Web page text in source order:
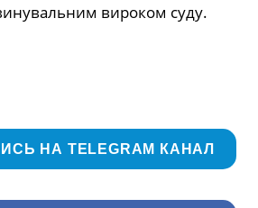
вироком суду.
НА TELEGRAM КАНАЛ